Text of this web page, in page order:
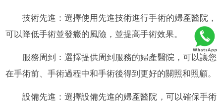
技術先進：選擇使用先進技術進行手術的婦產醫院，
可以降低手術並發癥的風險，並提高手術效果。
服務周到：選擇提供周到服務的婦產醫院，可以讓您
在手術前、手術過程中和手術後得到更好的關照和照顧。
設備先進：選擇設備先進的婦產醫院，可以確保手術